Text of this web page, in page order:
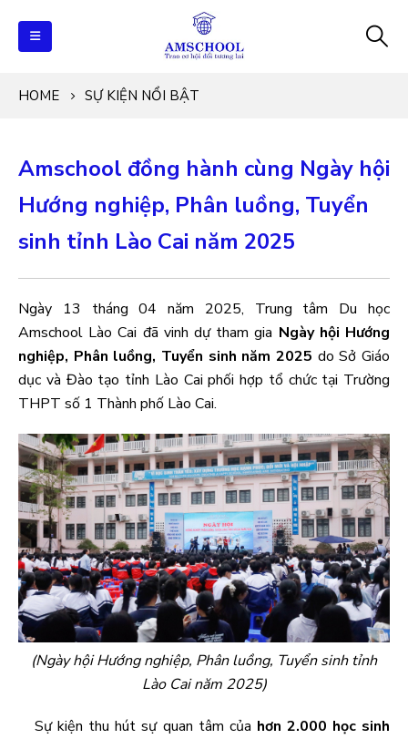
HOME SỰ KIỆN NỔI BẬT
Amschool đồng hành cùng Ngày hội
Hướng nghiệp, Phân luồng, Tuyển
sinh tỉnh Lào Cai năm 2025
Ngày 13 tháng 04 năm 2025, Trung tâm Du học
Amschool Lào Cai đã vinh dự tham gia Ngày hội Hướng
nghiệp, Phân luồng, Tuyển sinh năm 2025 do Sở Giáo
dục và Đào tạo tỉnh Lào Cai phối hợp tổ chức tại Trường
THPT số 1 Thành phố Lào Cai.
(Ngày hội Hướng nghiệp, Phân luồng, Tuyển sinh tỉnh
Lào Cai năm 2025)
Sự kiện thu hút sự quan tâm của hơn 2.000 học sinh